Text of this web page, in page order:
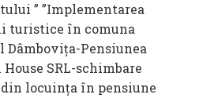
” ”Implementarea
turistice în comuna
Dâmbovița-Pensiunea
SRL-schimbare
locuința în pensiune